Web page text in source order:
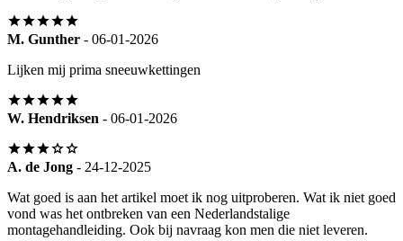
M. Gunther - 06-01-2026
Lijken mij prima sneeuwkettingen
W. Hendriksen - 06-01-2026
A. de Jong - 24-12-2025
Wat goed is aan het artikel moet ik nog uitproberen. Wat ik niet goed
vond was het ontbreken van een Nederlandstalige
montagehandleiding. Ook bij navraag kon men die niet leveren.